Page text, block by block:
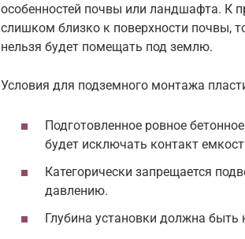
особенностей почвы или ландшафта. К
слишком близко к поверхности почвы,
нельзя будет помещать под землю.
Условия для подземного монтажа
Подготовленное ровное
будет исключать контакт
Категорически запрещается
давлению.
Глубина установки должна